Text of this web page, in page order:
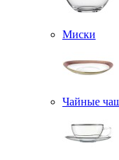
Миски
Чайные